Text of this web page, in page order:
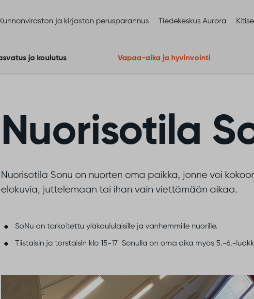
Kunnanviraston ja kirjaston perusparannus Tiedekeskus Aurora
ja koulutus Vapaa-aika ja hyvinvointi
Nuorisotila
Nuorisotila Sonu on nuorten oma paikka, jonne voi
elokuvia, juttelemaan tai ihan vain viettämään aikaa.
SoNu on tarkoitettu yläkoululaisille ja vanhemmille nuorille.
Tiistaisin ja torstaisin klo 15-17 Sonulla on oma aika myös 5.-6.-